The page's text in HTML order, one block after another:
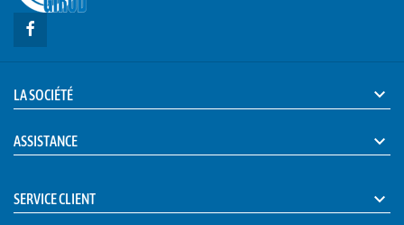
LA SOCIÉTÉ 
ASSISTANCE 
SERVICE CLIENT 